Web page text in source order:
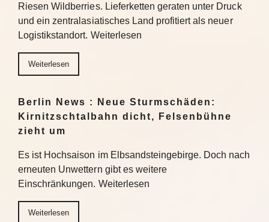
Riesen Wildberries. Lieferketten geraten unter Druck
und ein zentralasiatisches Land profitiert als neuer
Logistikstandort. Weiterlesen
Weiterlesen
Berlin News : Neue Sturmschäden:
Kirnitzschtalbahn dicht, Felsenbühne
zieht um
Es ist Hochsaison im Elbsandsteingebirge. Doch nach
erneuten Unwettern gibt es weitere
Einschränkungen. Weiterlesen
Weiterlesen